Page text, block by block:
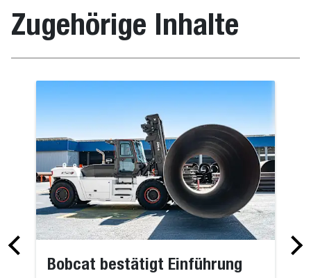
Zugehörige Inhalte
Bobcat bestätigt Einführung